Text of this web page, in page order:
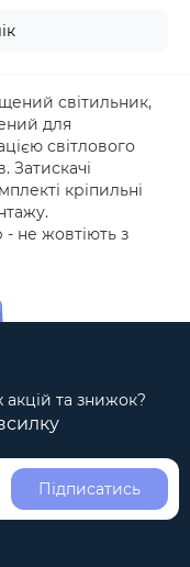
світильник,
для
світлового
Затискачі
кріпильні
не жовтіють з
акцій та знижок?
Підписатись